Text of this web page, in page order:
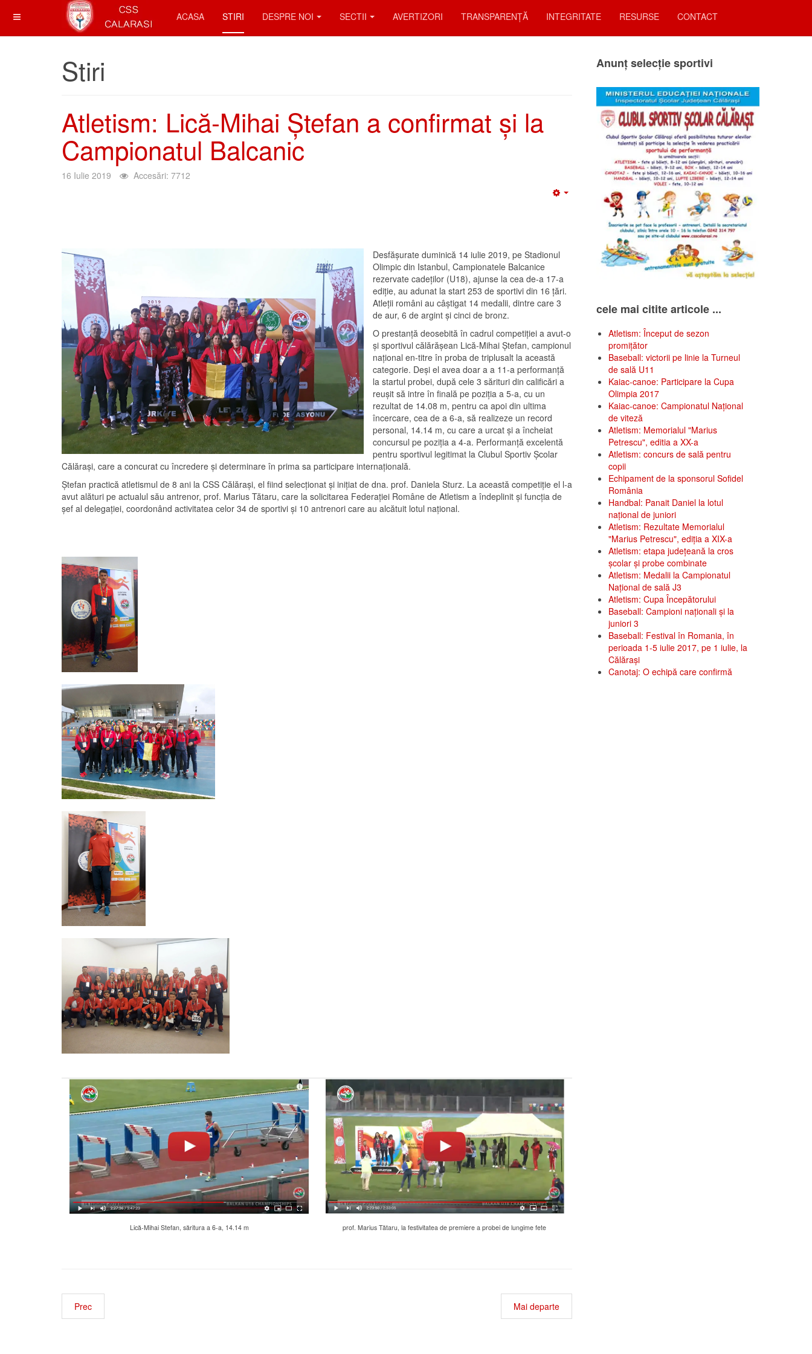
ACASA STIRI DESPRE NOI SECTII AVERTIZORI TRANSPARENȚĂ INTEGRITATE RESURSE CONTACT
Stiri
Atletism: Lică-Mihai Ștefan a confirmat și la
Campionatul Balcanic
16 Iulie 2019 Accesări: 7712
Desfășurate duminică 14 iulie 2019, pe Stadionul
Olimpic din Istanbul, Campionatele Balcanice
rezervate cadeților (U18), ajunse la cea de-a 17-a
ediție, au adunat la start 253 de sportivi din 16 țări.
Atleții români au câștigat 14 medalii, dintre care 3
de aur, 6 de argint și cinci de bronz.
O prestanță deosebită în cadrul competiției a avut-o
și sportivul călărășean Lică-Mihai Ștefan, campionul
național en-titre în proba de triplusalt la această
categorie. Deși el avea doar a a 11-a performanță
la startul probei, după cele 3 sărituri din calificări a
reușit să intre în finală pe poziția a 5-a, cu un
rezultat de 14.08 m, pentru ca apoi din ultima
încercare, cea de a 6-a, să realizeze un record
personal, 14.14 m, cu care a urcat și a încheiat
concursul pe poziția a 4-a. Performanță excelentă
pentru sportivul legitimat la Clubul Sportiv Școlar
Călărași, care a concurat cu încredere și determinare în prima sa participare internațională.
Ștefan practică atletismul de 8 ani la CSS Călărași, el fiind selecționat și inițiat de dna. prof. Daniela Sturz. La această competiție el l-a
avut alături pe actualul său antrenor, prof. Marius Tătaru, care la solicitarea Federației Române de Atletism a îndeplinit și funcția de
șef al delegației, coordonând activitatea celor 34 de sportivi și 10 antrenori care au alcătuit lotul național.
Lică-Mihai Stefan, săritura a 6-a, 14.14 m prof. Marius Tătaru, la festivitatea de premiere a probei de lungime fete
Prec Mai departe
Anunț selecție sportivi
cele mai citite articole ...
Atletism: Început de sezon
promițător
Baseball: victorii pe linie la Turneul
de sală U11
Kaiac-canoe: Participare la Cupa
Olimpia 2017
Kaiac-canoe: Campionatul Național
de viteză
Atletism: Memorialul "Marius
Petrescu", editia a XX-a
Atletism: concurs de sală pentru
copii
Echipament de la sponsorul Sofidel
România
Handbal: Panait Daniel la lotul
național de juniori
Atletism: Rezultate Memorialul
"Marius Petrescu", ediția a XIX-a
Atletism: etapa județeană la cros
școlar și probe combinate
Atletism: Medalii la Campionatul
Național de sală J3
Atletism: Cupa Începătorului
Baseball: Campioni naționali și la
juniori 3
Baseball: Festival în Romania, în
perioada 1-5 iulie 2017, pe 1 iulie, la
Călăraşi
Canotaj: O echipă care confirmă